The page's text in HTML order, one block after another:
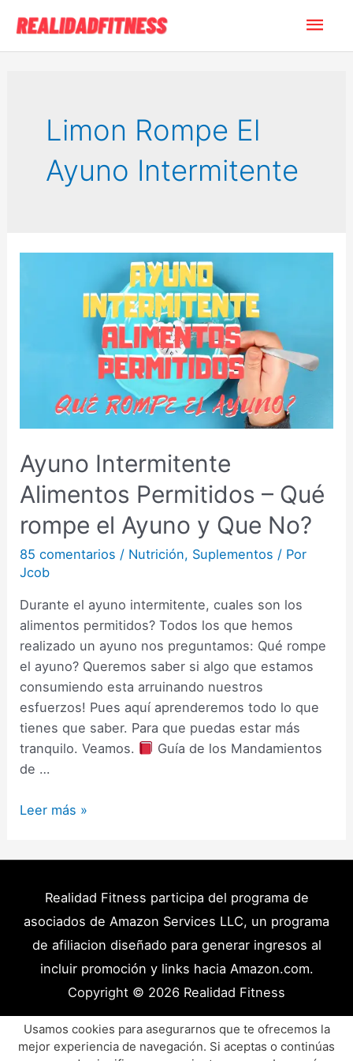
contenido
Limon Rompe El
Ayuno Intermitente
Ayuno Intermitente
Alimentos Permitidos – Qué
rompe el Ayuno y Que No?
85 comentarios / Nutrición, Suplementos / Por
Jcob
Durante el ayuno intermitente, cuales son los
alimentos permitidos? Todos los que hemos
realizado un ayuno nos preguntamos: Qué rompe
el ayuno? Queremos saber si algo que estamos
consumiendo esta arruinando nuestros
esfuerzos! Pues aquí aprenderemos todo lo que
tienes que saber. Para que puedas estar más
tranquilo. Veamos.
Guía de los Mandamientos
de …
Ayuno
Ayuno
Que
No?
Leer más »
Realidad Fitness participa del programa de
asociados de Amazon Services LLC, un programa
de afiliacion diseñado para generar ingresos al
incluir promoción y links hacia Amazon.com.
Copyright © 2026 Realidad Fitness
Políticas de Privacidad – Términos y Condiciones
Disclaimer Médico
Contacto Artículos
Usamos cookies para asegurarnos que te ofrecemos la
mejor experiencia de navegación. Si aceptas o continúas